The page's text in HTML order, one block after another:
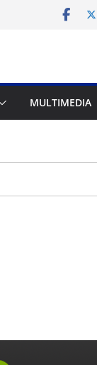
MULTIMEDIA